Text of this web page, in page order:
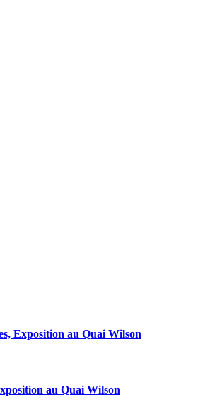
Exposition au Quai Wilson
au Quai Wilson